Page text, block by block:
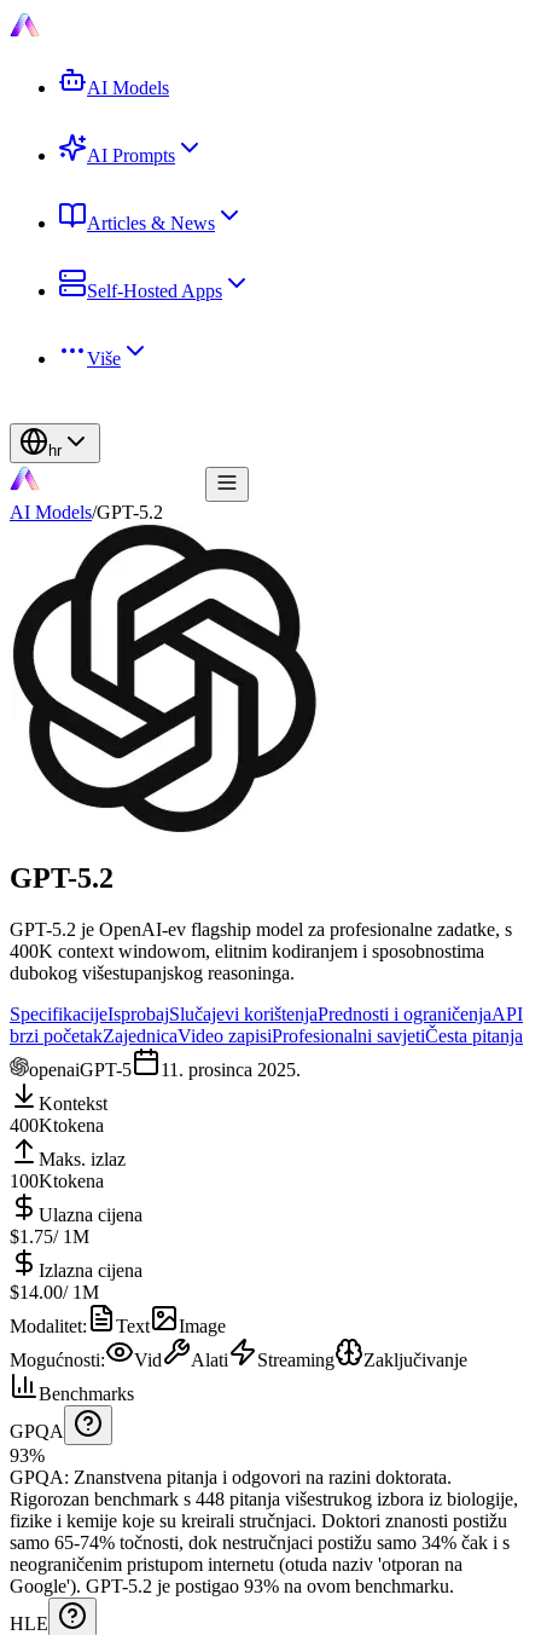
AI Models
AI Prompts
Articles & News
Self-Hosted Apps
Više
hr
AI Models/GPT-5.2
GPT-5.2
GPT-5.2 je OpenAI-ev flagship model za profesionalne zadatke, s
400K context windowom, elitnim kodiranjem i sposobnostima
dubokog višestupanjskog reasoninga.
SpecifikacijeIsprobajSlučajevi korištenjaPrednosti i ograničenjaAPI
brzi početakZajednicaVideo zapisiProfesionalni savjetiČesta pitanja
openaiGPT-5
11. prosinca 2025.
Kontekst
400Ktokena
Maks. izlaz
100Ktokena
Ulazna cijena
$1.75/ 1M
Izlazna cijena
$14.00/ 1M
Modalitet: Text
Image
Mogućnosti: Vid Alati Streaming
Zaključivanje
Benchmarks
GPQA
93%
GPQA: Znanstvena pitanja i odgovori na razini doktorata.
Rigorozan benchmark s 448 pitanja višestrukog izbora iz biologije,
fizike i kemije koje su kreirali stručnjaci. Doktori znanosti postižu
samo 65-74% točnosti, dok nestručnjaci postižu samo 34% čak i s
neograničenim pristupom internetu (otuda naziv 'otporan na
Google'). GPT-5.2 je postigao 93% na ovom benchmarku.
HLE